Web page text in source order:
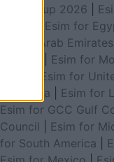
World Cup 2026
Esim for
United Arab Emirates
Esim for
Esim for
for Africa
Esim for
Esim for GCC Gulf
Council
Esim for
for South America